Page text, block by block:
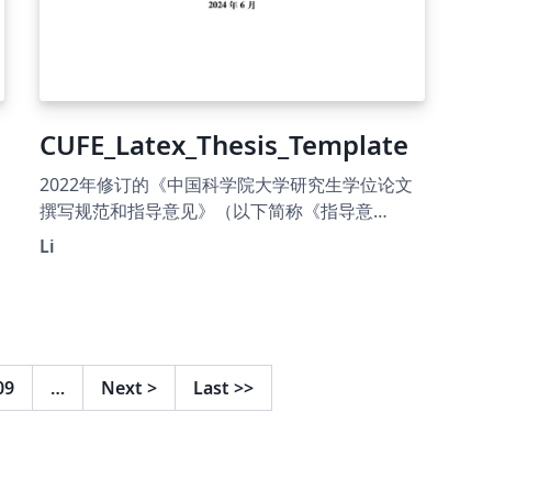
CUFE_Latex_Thesis_Template
2022年修订的《中国科学院大学研究生学位论文
撰写规范和指导意见》（以下简称《指导意
见》）从2023年冬季批次开始实施。从网上可以
$Huangrui Mo huangrui.mo@gmail.com !$ 另
外，在 Mac 上的目录字体，会因为与章节内字体
Li
… Next > Last >>